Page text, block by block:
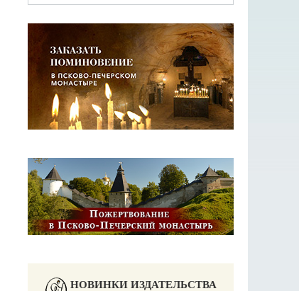
НОВИНКИ ИЗДАТЕЛЬСТВА